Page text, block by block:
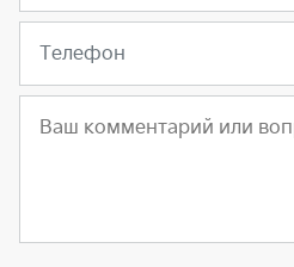
Телефон